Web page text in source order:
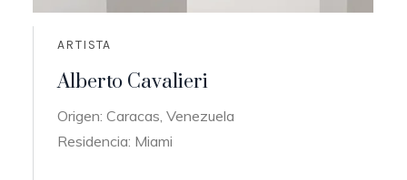
ARTISTA
Alberto Cavalieri
Origen: Caracas, Venezuela
Residencia: Miami